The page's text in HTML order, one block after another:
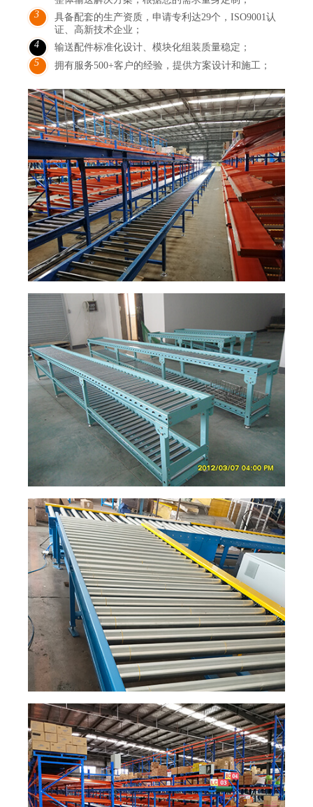
3
具备配套的生产资质，申请专利达29个，ISO9001认
证、高新技术企业；
4
输送配件标准化设计、模块化组装质量稳定；
5
拥有服务500+客户的经验，提供方案设计和施工；